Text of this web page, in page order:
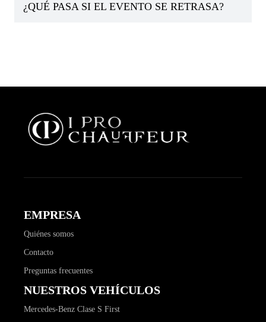
¿QUÉ PASA SI EL EVENTO SE RETRASA?
EMPRESA
Quiénes somos
Contacto
Preguntas frecuentes
NUESTROS VEHÍCULOS
Mercedes-Benz Clase S First